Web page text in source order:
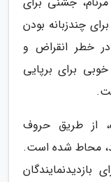
چندزبانه بودن
خطر انقراض و
برای برپایی
از طریق حروف
محاط شده است.